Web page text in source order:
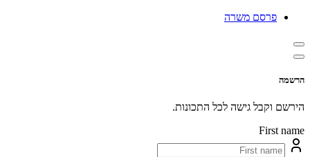
פרסם משרה
הרשמה
הירשם וקבל גישה לכל התכונות.
First name